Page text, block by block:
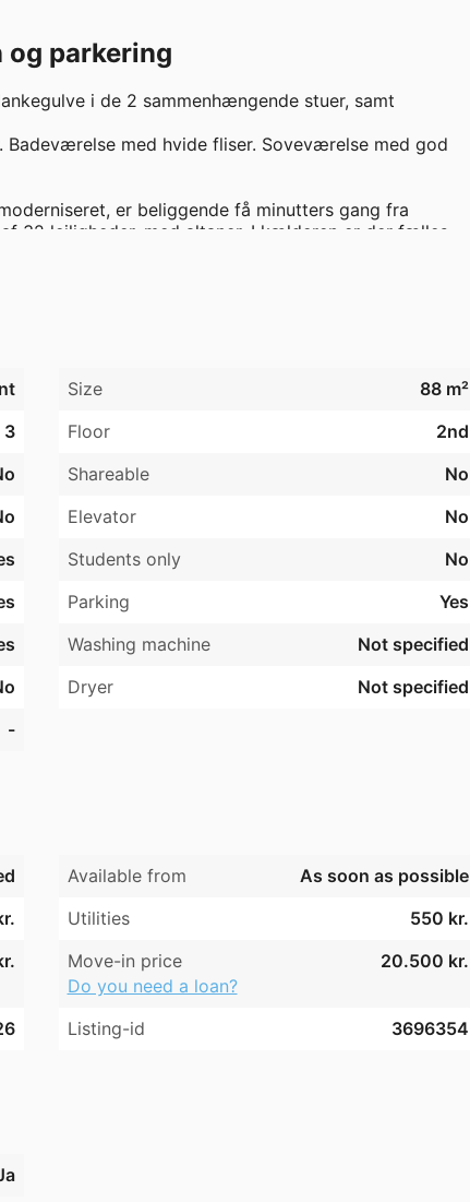
parkering
i de 2 sammenhængende stuer, samt
med hvide fliser. Soveværelse med god
er beliggende få minutters gang fra
32 lejligheder, med altaner. I kælderen er der fælles
Size
88 m²
3 Floor
2nd
Shareable
No
Elevator
No
Students only
No
Parking
Yes
Washing machine
Not specified
Dryer
Not specified
-
Available from
As soon as possible
Utilities
550 kr.
Move-in price
20.500 kr.
Do you need a loan?
Listing-id 3696354